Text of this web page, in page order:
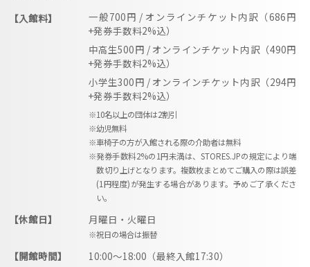
【入館料】
一般700円 / オンラインチケット内訳（686円
+発券手数料2%込）
中高生500円 / オンラインチケット内訳（490円
+発券手数料2%込）
小学生300円 / オンラインチケット内訳（294円
+発券手数料2%込）
※10名以上の団体は2割引
※幼児無料
※車椅子の方が入館される際の介助者は無料
※発券手数料2%の1円未満は、STORES.JPの規定により端
数切り上げとなります。複数枚まとめてご購入の際は誤差
(1円程度)が発生する場合があります。予めご了承くださ
い。
【休館日】 月曜日・火曜日
※祝日の場合は振替
【開館時間】 10:00〜18:00（最終入館17:30）